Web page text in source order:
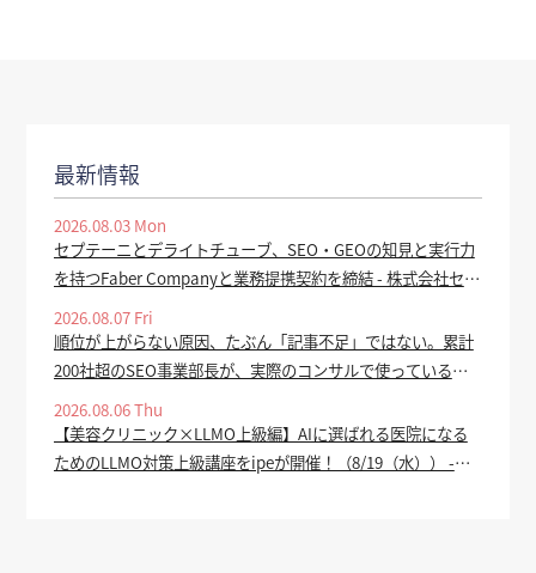
最新情報
2026.08.03 Mon
セプテーニとデライトチューブ、SEO・GEOの知見と実行力
を持つFaber Companyと業務提携契約を締結 - 株式会社セプ
テーニ・ホールディングス
2026.08.07 Fri
順位が上がらない原因、たぶん「記事不足」ではない。累計
200社超のSEO事業部長が、実際のコンサルで使っている全
手順を公開 - valuepress
2026.08.06 Thu
【美容クリニック×LLMO上級編】AIに選ばれる医院になる
ためのLLMO対策上級講座をipeが開催！（8/19（水）） -